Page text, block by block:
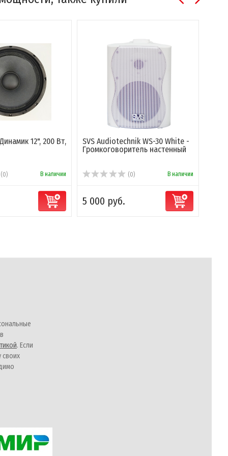
12", 200 Вт,
(0) В наличии
SVS Audiotechnik WS-30 White -
Громкоговоритель настенный
(0) В наличии
5 000 руб.
. Если
своих